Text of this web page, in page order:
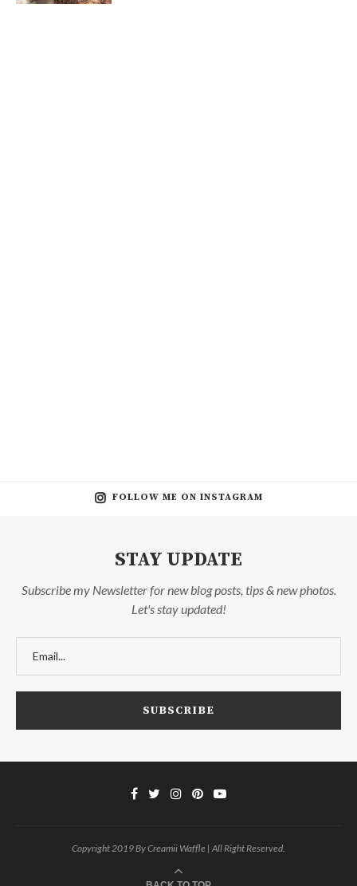
FOLLOW ME ON INSTAGRAM
STAY UPDATE
Subscribe my Newsletter for new blog posts, tips & new photos.
Let's stay updated!
Copyright 2019 By Creamii Waffle | All Right Reserved.